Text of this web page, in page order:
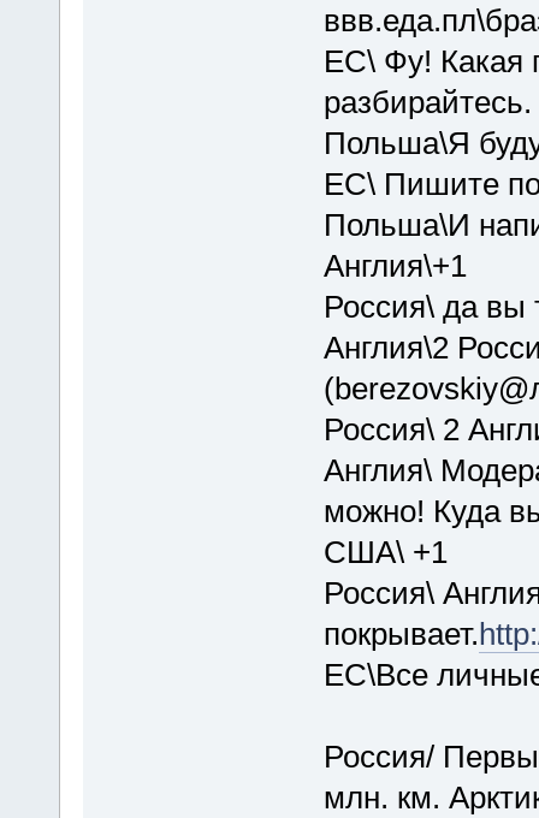
EC\ Фу! Какая
Польша\Я
ЕС\ Пишите
Польша\И
Англия\+1
Россия\ да вы
Англия\2
Россия\ 2
Англия\
можно! Куда
США\ +1
Россия\
покрывает.
EC\Все
Россия/
млн. км.